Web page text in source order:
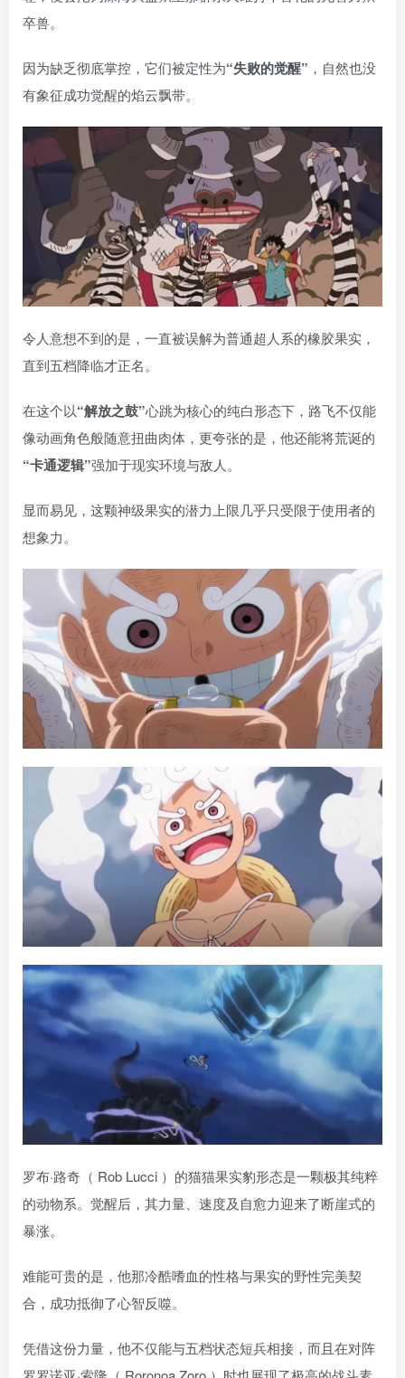
卒兽。
因为缺乏彻底掌控，它们被定性为“失败的觉醒” ，自然也没
有象征成功觉醒的焰云飘带。
令人意想不到的是，一直被误解为普通超人系的橡胶果实，
直到五档降临才正名。
在这个以“解放之鼓”心跳为核心的纯白形态下，路飞不仅能
像动画角色般随意扭曲肉体，更夸张的是，他还能将荒诞的
“卡通逻辑”强加于现实环境与敌人。
显而易见，这颗神级果实的潜力上限几乎只受限于使用者的
想象力。
罗布·路奇（ Rob Lucci ）的猫猫果实豹形态是一颗极其纯粹
的动物系。觉醒后，其力量、速度及自愈力迎来了断崖式的
暴涨。
难能可贵的是，他那冷酷嗜血的性格与果实的野性完美契
合，成功抵御了心智反噬。
凭借这份力量，他不仅能与五档状态短兵相接，而且在对阵